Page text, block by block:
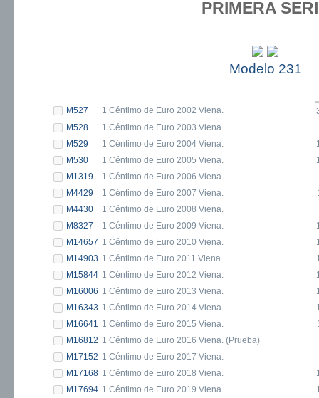
PRIMERA
Modelo 231
M527 1 Céntimo de Euro 2002 Viena.
M528
1 Céntimo de Euro 2003 Viena.
M529
1 Céntimo de Euro 2004 Viena.
M530
1 Céntimo de Euro 2005 Viena.
M1319
1 Céntimo de Euro 2006 Viena.
M4429
1 Céntimo de Euro 2007 Viena.
M4430
1 Céntimo de Euro 2008 Viena.
M8327
1 Céntimo de Euro 2009 Viena.
M14657 1 Céntimo de Euro 2010 Viena.
M14903 1 Céntimo de Euro 2011 Viena.
M15844 1 Céntimo de Euro 2012 Viena.
M16006 1 Céntimo de Euro 2013 Viena.
M16343 1 Céntimo de Euro 2014 Viena.
M16641
1 Céntimo de Euro 2015 Viena.
M16812 1 Céntimo de Euro 2016 Viena. (Prueba)
M17152 1 Céntimo de Euro 2017 Viena.
M17168 1 Céntimo de Euro 2018 Viena.
M17694 1 Céntimo de Euro 2019 Viena.